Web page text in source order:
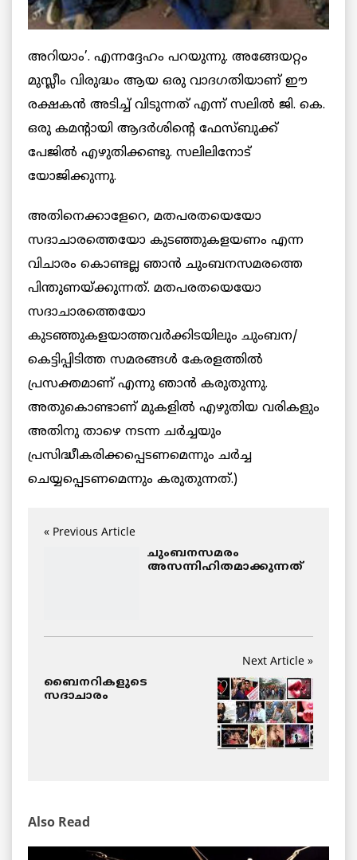
അറിയാം’. എന്നദ്ദേഹം പറയുന്നു. അങ്ങേയറ്റം
മുസ്ലീം വിരുദ്ധം ആയ ഒരു വാദഗതിയാണ് ഈ
രക്ഷകന്‍ അടിച്ച് വിടുന്നത് എന്ന് സലില്‍ ജി. കെ.
ഒരു കമന്റായി ആദര്‍ശിന്റെ ഫേസ്ബുക്ക്
പേജില്‍ എഴുതിക്കണ്ടു. സലിലിനോട്
യോജിക്കുന്നു.
അതിനെക്കാളേറെ, മതപരതയെയോ
സദാചാരത്തെയോ കുടഞ്ഞുകളയണം എന്ന
വിചാരം കൊണ്ടല്ല ഞാന്‍ ചുംബനസമരത്തെ
പിന്തുണയ്ക്കുന്നത്. മതപരതയെയോ
സദാചാരത്തെയോ
കുടഞ്ഞുകളയാത്തവര്‍ക്കിടയിലും ചുംബന/
കെട്ടിപ്പിടിത്ത സമരങ്ങള്‍ കേരളത്തില്‍
പ്രസക്തമാണ് എന്നു ഞാന്‍ കരുതുന്നു.
അതുകൊണ്ടാണ് മുകളില്‍ എഴുതിയ വരികളും
അതിനു താഴെ നടന്ന ചര്‍ച്ചയും
പ്രസിദ്ധീകരിക്കപ്പെടണമെന്നും ചര്‍ച്ച
ചെയ്യപ്പെടണമെന്നും കരുതുന്നത്.)
« Previous Article
ചുംബനസമരം
അസന്നിഹിതമാക്കുന്നത്
Next Article »
ബൈനറികളുടെ
സദാചാരം
Also Read